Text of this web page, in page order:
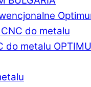
do metalu
do metalu